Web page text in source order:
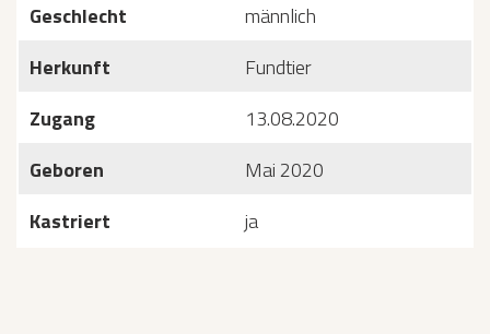
Geschlecht
männlich
Herkunft
Fundtier
Zugang
13.08.2020
Geboren
Mai 2020
Kastriert
ja